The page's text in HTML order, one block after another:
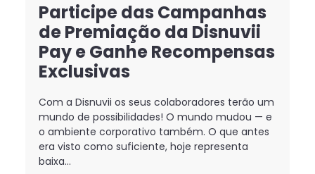
Participe das Campanhas
de Premiação da Disnuvii
Pay e Ganhe Recompensas
Exclusivas
Com a Disnuvii os seus colaboradores terão um
mundo de possibilidades! O mundo mudou — e
o ambiente corporativo também. O que antes
era visto como suficiente, hoje representa
baixa...